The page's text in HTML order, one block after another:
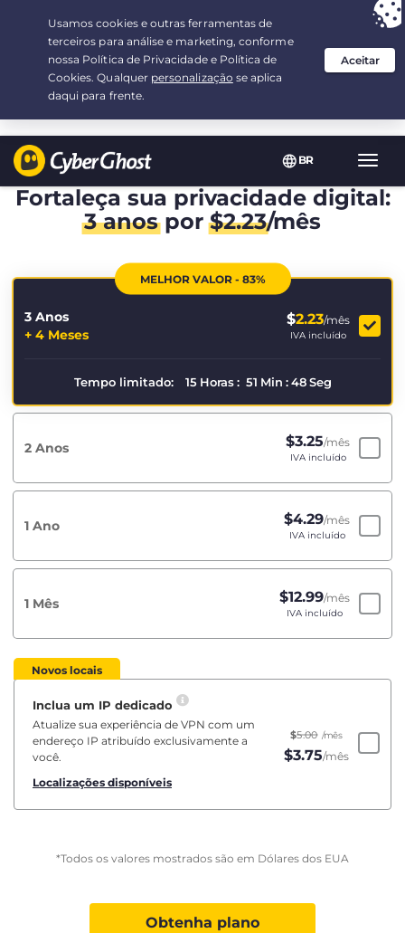
BR
Sua escolha:a melhor ofertapor 3.3333333333333-ano(s) a $
/mês
Fortaleça sua privacidade digital:
3 anospor$2.23/mês
MELHOR VALOR - 83%
3 Anos
+ 4 Meses
$2.23/mês
IVA incluído
Tempo limitado: 15 Horas : 51 Min : 47 Seg
2 Anos $3.25/mês
IVA incluído
1 Ano $4.29/mês
IVA incluído
1 Mês $12.99/mês
IVA incluído
Novos locais
Inclua um IP dedicado
Atualize sua experiência de VPN com um
endereço IP atribuído exclusivamente a
você.
Localizações disponíveis
$5.00 /mês
$3.75/mês
*Todos os valores mostrados são em Dólares dos EUA
Obtenha plano